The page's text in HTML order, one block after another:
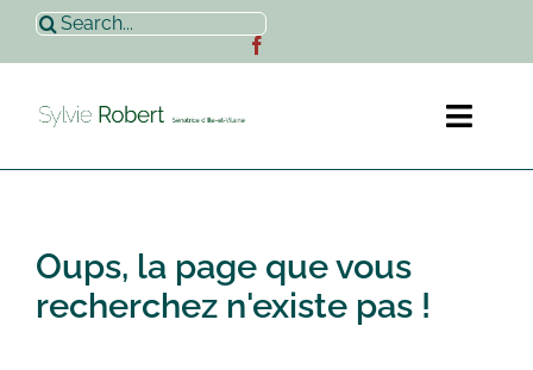
Passer
contenu
Rechercher:
Sylvie Robert
Oups, la page que vous
recherchez n'existe pas !